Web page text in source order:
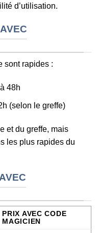
d’utilisation.
sont rapides :
48h
(selon le greffe)
et du greffe, mais
les plus rapides du
PRIX AVEC CODE
MAGICIEN